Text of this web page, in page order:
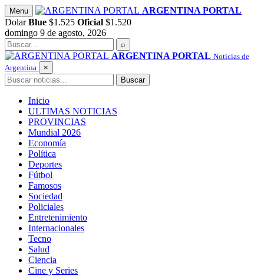
Saltar
al
contenido
Menu
ARGENTINA PORTAL
Dolar Blue $1.525 Oficial $1.520
domingo 9 de agosto, 2026
Buscar
⌕
ARGENTINA PORTAL Noticias de
Argentina
×
Buscar Buscar
Inicio
ULTIMAS NOTICIAS
PROVINCIAS
Mundial 2026
Economía
Política
Deportes
Fútbol
Famosos
Sociedad
Policiales
Entretenimiento
Internacionales
Tecno
Salud
Ciencia
Cine y Series